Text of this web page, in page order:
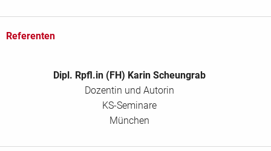
Referenten
Dipl. Rpfl.in (FH) Karin Scheungrab
Dozentin und Autorin
KS-Seminare
München